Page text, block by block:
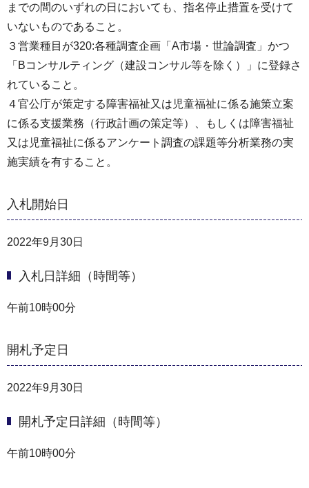
までの間のいずれの日においても、指名停止措置を受けて
いないものであること。
３営業種目が320:各種調査企画「A市場・世論調査」かつ
「Bコンサルティング（建設コンサル等を除く）」に登録さ
れていること。
４官公庁が策定する障害福祉又は児童福祉に係る施策立案
に係る支援業務（行政計画の策定等）、もしくは障害福祉
又は児童福祉に係るアンケート調査の課題等分析業務の実
施実績を有すること。
入札開始日
2022年9月30日
入札日詳細（時間等）
午前10時00分
開札予定日
2022年9月30日
開札予定日詳細（時間等）
午前10時00分